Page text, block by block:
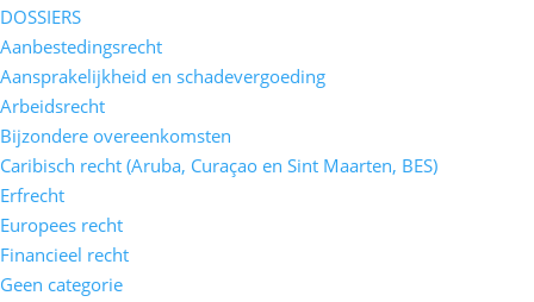
DOSSIERS
Aanbestedingsrecht
Aansprakelijkheid en schadevergoeding
Arbeidsrecht
Bijzondere overeenkomsten
Caribisch recht (Aruba, Curaçao en Sint Maarten, BES)
Erfrecht
Europees recht
Financieel recht
Geen categorie